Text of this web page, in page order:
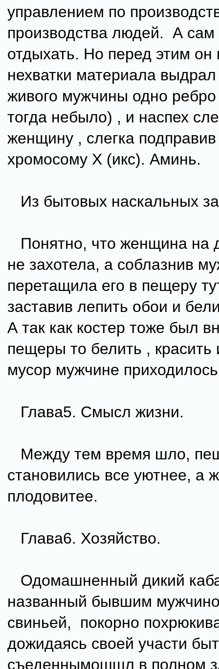
управлением по
производства людей. А
отдыхать. Но перед этим он
нехватки материала
живого мужчины одно ребро
тогда небыло) , и наспех
женщину , слегка
хромосому Х (икс). Аминь.
Из бытовых наскальных
Понятно, что женщина на
не захотела, а соблазнив
перетащила его в пещеру
заставив лепить обои и
А так как костер тоже был
пещеры то белить , красить
мусор мужчине
Глава5. Смысл жизни.
Между тем время шло,
становились все уютнее, а
плодовитее.
Глава6. Хозяйство.
Одомашненный дикий
названный бывшим
свиньей, покорно
дожидаясь своей участи
съеденнымошшл в полном